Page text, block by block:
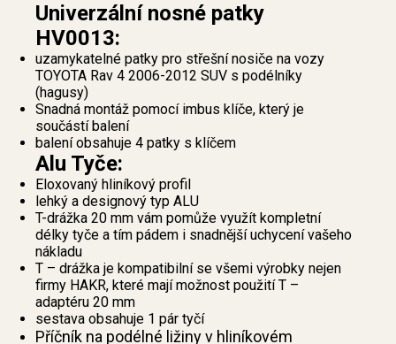
Univerzální nosné patky
HV0013:
uzamykatelné patky pro střešní nosiče na vozy
TOYOTA Rav 4 2006-2012 SUV s podélníky
(hagusy)
Snadná montáž pomocí imbus klíče, který je
součástí balení
balení obsahuje 4 patky s klíčem
Alu Tyče:
Eloxovaný hliníkový profil
lehký a designový typ ALU
T-drážka 20 mm vám pomůže využít kompletní
délky tyče a tím pádem i snadnější uchycení vašeho
nákladu
T – drážka je kompatibilní se všemi výrobky nejen
firmy HAKR, které mají možnost použití T –
adaptéru 20 mm
sestava obsahuje 1 pár tyčí
Příčník na podélné ližiny v hliníkovém